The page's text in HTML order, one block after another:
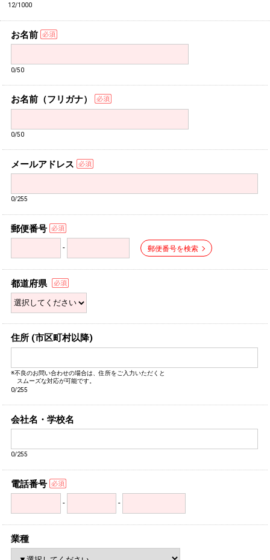
12/1000
お名前
0/50
お名前（フリガナ）
0/50
メールアドレス
0/255
郵便番号
- 郵便番号を検索
都道府県
住所 (市区町村以降)
※不良のお問い合わせの場合は、住所をご入力いただくと
スムーズな対応が可能です。
0/255
会社名・学校名
0/255
電話番号
- -
業種